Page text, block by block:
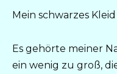
Mein schwarzes
Es gehörte meiner
ein wenig zu groß,